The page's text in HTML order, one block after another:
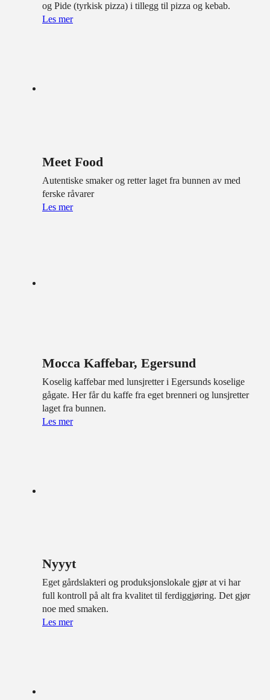
og Pide (tyrkisk pizza) i tillegg til pizza og kebab.
Les mer
Meet Food
Autentiske smaker og retter laget fra bunnen av med
ferske råvarer
Les mer
Mocca Kaffebar, Egersund
Koselig kaffebar med lunsjretter i Egersunds koselige
gågate. Her får du kaffe fra eget brenneri og lunsjretter
laget fra bunnen.
Les mer
Nyyyt
Eget gårdslakteri og produksjonslokale gjør at vi har
full kontroll på alt fra kvalitet til ferdiggjøring. Det gjør
noe med smaken.
Les mer